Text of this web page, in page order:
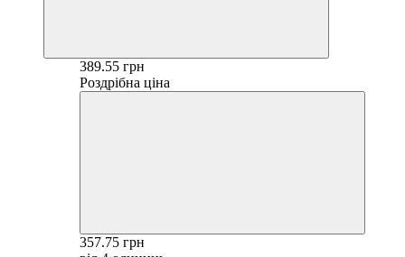
389.55 грн
Роздрібна ціна
357.75 грн